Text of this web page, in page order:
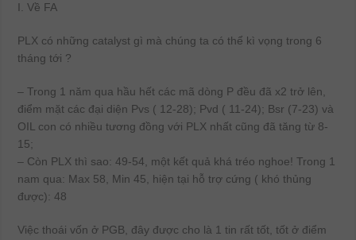
I. Về FA
PLX có những catalyst gì mà chúng ta có thể kì vọng trong 6
tháng tới ?
– Trong 1 năm qua hầu hết các mã dòng P đều đã x2 trở lên,
điểm mặt các đại diện Pvs ( 12-28); Pvd ( 11-24); Bsr (7-23) và
OIL con có nhiều tương đồng với PLX nhất cũng đã tăng từ 8-
15;
– Còn PLX thì sao: 49-54, một kết quả khá tréo nghoe! Trong 1
nam qua: Max 58, Min 45, hiện tại hỗ trợ cứng ( khó thủng
được): 48
Việc thoái vốn ở PGB, đây được cho là 1 tin rất tốt, tốt ở điểm